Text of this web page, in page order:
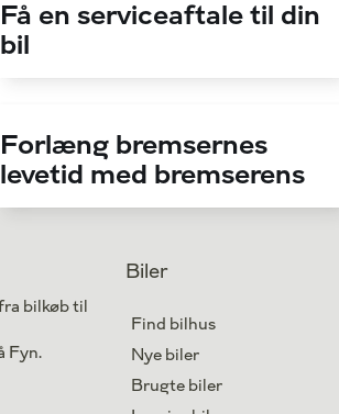
Få en serviceaftale til din
bil
Forlæng bremsernes
levetid med bremserens
bilkøb til
Fyn.
Biler
Find bilhus
Nye biler
Brugte biler